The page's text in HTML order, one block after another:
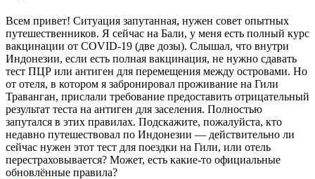
Всем привет! Ситуация запутанная, нужен совет опытных
путешественников. Я сейчас на Бали, у меня есть полный курс
вакцинации от COVID-19 (две дозы). Слышал, что внутри
Индонезии, если есть полная вакцинация, не нужно сдавать
тест ПЦР или антиген для перемещения между островами. Но
от отеля, в котором я забронировал проживание на Гили
Траванган, прислали требование предоставить отрицательный
результат теста на антиген для заселения. Полностью
запутался в этих правилах. Подскажите, пожалуйста, кто
недавно путешествовал по Индонезии — действительно ли
сейчас нужен этот тест для поездки на Гили, или отель
перестраховывается? Может, есть какие-то официальные
обновлённые правила?